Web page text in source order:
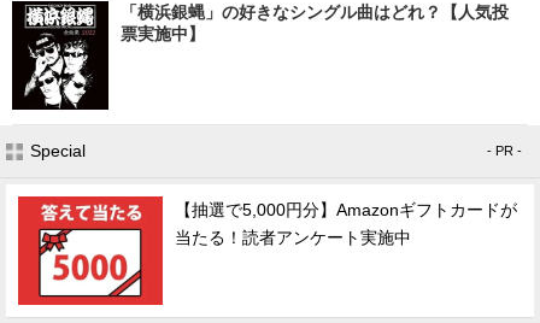
「横浜銀蝿」の好きなシングル曲はどれ？【人気投
票実施中】
Special - PR -
【抽選で5,000円分】Amazonギフトカードが
当たる！読者アンケート実施中